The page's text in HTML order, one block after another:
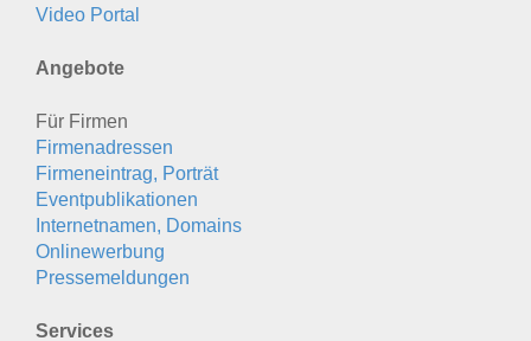
Video Portal
Angebote
Für Firmen
Firmenadressen
Firmeneintrag, Porträt
Eventpublikationen
Internetnamen, Domains
Onlinewerbung
Pressemeldungen
Services